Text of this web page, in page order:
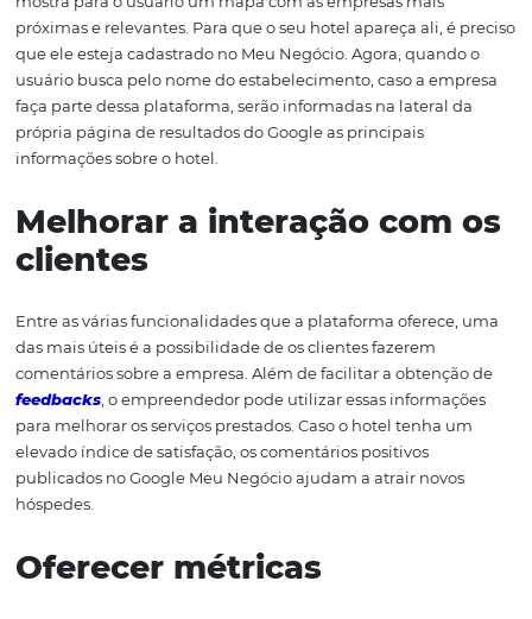
Ter sua empresa
no Google
Pode parecer óbvio, mas, ao se cadastrar no Google Meu
ferramenta de buscas. Além disso, devido à
tem no dia a dia das pessoas, é obrigação para um hotel
meios que permitam ao
Melhorar o alcance da
empresa
Quando alguém procura por um serviço no Google, o
próximas e relevantes. Para que o seu hotel apareça ali,
que ele esteja cadastrado no Meu Negócio. Agora,